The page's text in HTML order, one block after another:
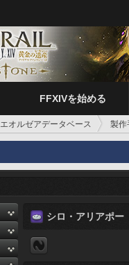
FFXIVを始める
エオルゼアデータベース 製作
シロ・アリアポー